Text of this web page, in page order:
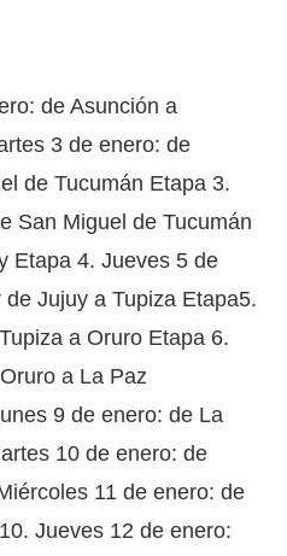
de Asunción a
3 de enero: de
de Tucumán Etapa 3.
San Miguel de Tucumán
Etapa 4. Jueves 5 de
Jujuy a Tupiza Etapa5.
a Oruro Etapa 6.
a La Paz
9 de enero: de La
10 de enero: de
11 de enero: de
Jueves 12 de enero: